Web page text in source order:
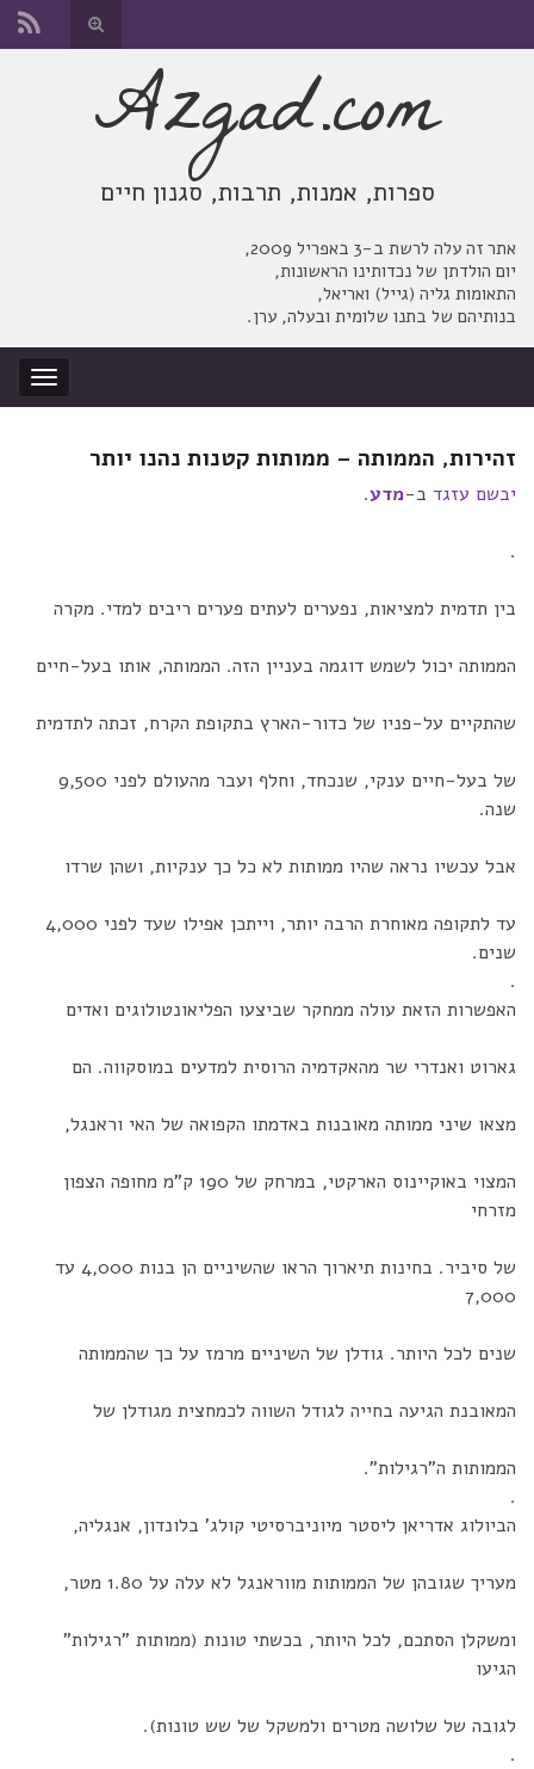
החלף
טופס
אתר זה עלה לרשת ב-3 באפריל 2009,
יום הולדתן של נכדותינו הראשונות,
התאומות גליה (גייל) ואריאל,
בנותיהם של בתנו שלומית ובעלה, ערן.
החלף
ניווט
Azgad.com
ספרות, אמנות, תרבות, סגנון חיים
זהירות, הממותה – ממותות קטנות נהנו יותר
יבשם עזגד ב-מדע.
.
בין תדמית למציאות, נפערים לעתים פערים ריבים למדי. מקרה
הממותה יכול לשמש דוגמה בעניין הזה. הממותה, אותו בעל-חיים
שהתקיים על-פניו של כדור-הארץ בתקופת הקרח, זכתה לתדמית
של בעל-חיים ענקי, שנכחד, וחלף ועבר מהעולם לפני 9,500
שנה.
אבל עכשיו נראה שהיו ממותות לא כל כך ענקיות, ושהן שרדו
עד לתקופה מאוחרת הרבה יותר, וייתכן אפילו שעד לפני 4,000
שנים.
.
האפשרות הזאת עולה ממחקר שביצעו הפליאונטולוגים ואדים
גארוט ואנדרי שר מהאקדמיה הרוסית למדעים במוסקווה. הם
מצאו שיני ממותה מאובנות באדמתו הקפואה של האי וראנגל,
המצוי באוקיינוס הארקטי, במרחק של 190 ק"מ מחופה הצפון
מזרחי
של סיביר. בחינות תיארוך הראו שהשיניים הן בנות 4,000 עד
7,000
שנים לכל היותר. גודלן של השיניים מרמז על כך שהממותה
המאובנת הגיעה בחייה לגודל השווה לכמחצית מגודלן של
הממותות ה"רגילות".
.
הביולוג אדריאן ליסטר מיוניברסיטי קולג' בלונדון, אנגליה,
מעריך שגובהן של הממותות מווראנגל לא עלה על 1.80 מטר,
ומשקלן הסתכם, לכל היותר, בכשתי טונות (ממותות "רגילות"
הגיעו
לגובה של שלושה מטרים ולמשקל של שש טונות).
.